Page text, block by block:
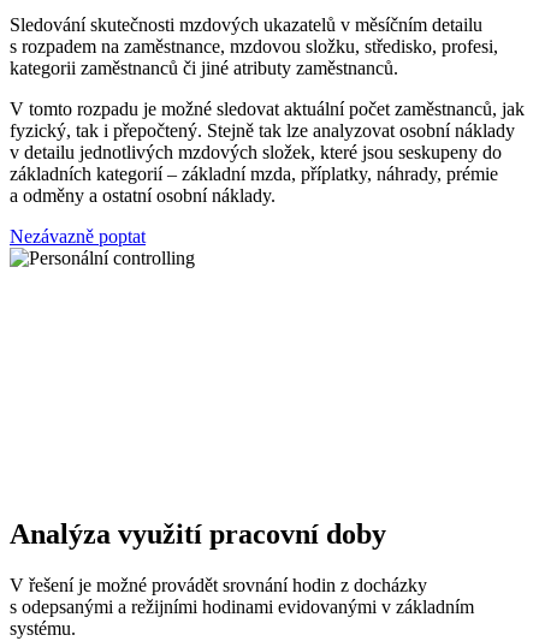
Sledování skutečnosti mzdových ukazatelů v měsíčním detailu
s rozpadem na zaměstnance, mzdovou složku, středisko, profesi,
kategorii zaměstnanců či jiné atributy zaměstnanců.
V tomto rozpadu je možné sledovat aktuální počet zaměstnanců, jak
fyzický, tak i přepočtený. Stejně tak lze analyzovat osobní náklady
v detailu jednotlivých mzdových složek, které jsou seskupeny do
základních kategorií – základní mzda, příplatky, náhrady, prémie
a odměny a ostatní osobní náklady.
Nezávazně poptat
Analýza využití pracovní doby
V řešení je možné provádět srovnání hodin z docházky
s odepsanými a režijními hodinami evidovanými v základním
systému.